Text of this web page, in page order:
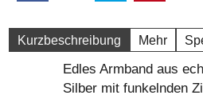
Kurzbeschreibung Mehr
Edles Armband aus
Silber mit funkelnden